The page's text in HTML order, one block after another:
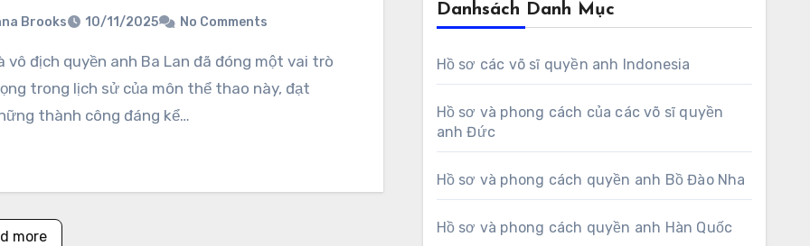
Brooks 10/11/2025 No Comments
trong lịch sử của môn thể thao này, đạt
thành công đáng kể…
more
Danhsách Danh Mục
Hồ sơ các võ sĩ quyền anh Indonesia
Hồ sơ và phong cách của các võ sĩ quyền
anh Đức
Hồ sơ và phong cách quyền anh Bồ Đào Nha
Hồ sơ và phong cách quyền anh Hàn Quốc